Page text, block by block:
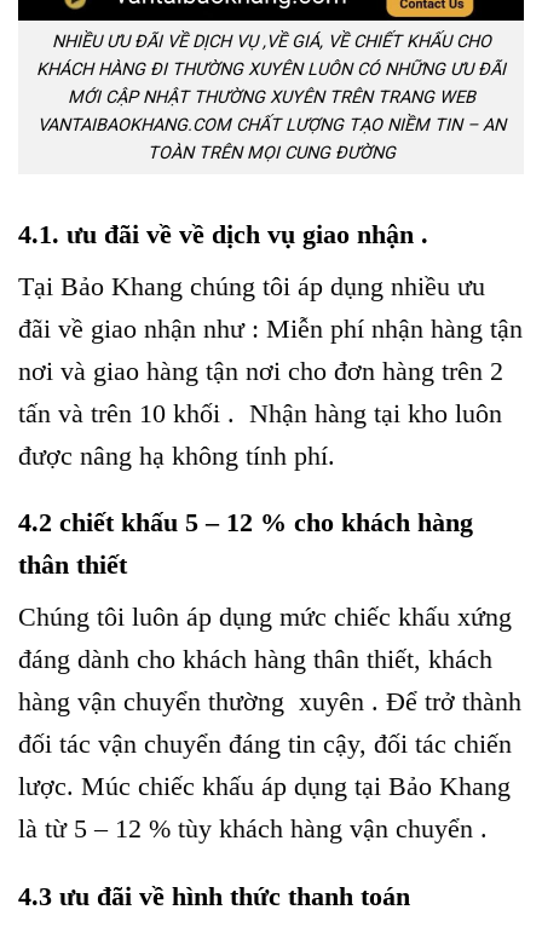
NHIỀU ƯU ĐÃI VỀ DỊCH VỤ ,VỀ GIÁ, VỀ CHIẾT KHẤU CHO
KHÁCH HÀNG ĐI THƯỜNG XUYÊN LUÔN CÓ NHỮNG ƯU ĐÃI
MỚI CẬP NHẬT THƯỜNG XUYÊN TRÊN TRANG WEB
VANTAIBAOKHANG.COM CHẤT LƯỢNG TẠO NIỀM TIN – AN
TOÀN TRÊN MỌI CUNG ĐƯỜNG
4.1. ưu đãi về về dịch vụ giao nhận .
Tại Bảo Khang chúng tôi áp dụng nhiều ưu
đãi về giao nhận như : Miễn phí nhận hàng tận
nơi và giao hàng tận nơi cho đơn hàng trên 2
tấn và trên 10 khối . Nhận hàng tại kho luôn
được nâng hạ không tính phí.
4.2 chiết khấu 5 – 12 % cho khách hàng
thân thiết
Chúng tôi luôn áp dụng mức chiếc khấu xứng
đáng dành cho khách hàng thân thiết, khách
hàng vận chuyển thường xuyên . Để trở thành
đối tác vận chuyển đáng tin cậy, đối tác chiến
lược. Múc chiếc khấu áp dụng tại Bảo Khang
là từ 5 – 12 % tùy khách hàng vận chuyển .
4.3 ưu đãi về hình thức thanh toán